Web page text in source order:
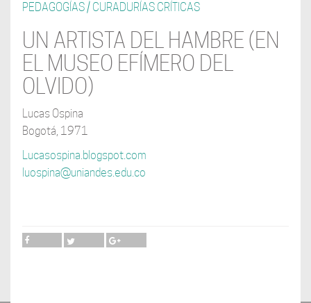
PEDAGOGÍAS / CURADURÍAS CRÍTICAS
UN ARTISTA DEL HAMBRE (EN
EL MUSEO EFÍMERO DEL
OLVIDO)
Lucas Ospina
Bogotá, 1971
Lucasospina.blogspot.com
luospina@uniandes.edu.co